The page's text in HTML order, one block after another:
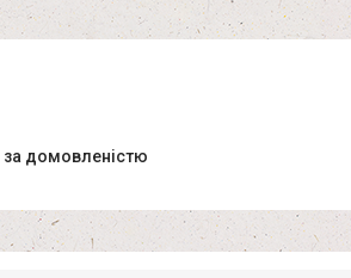
за домовленістю